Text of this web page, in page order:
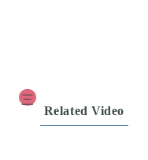
三
Related Video